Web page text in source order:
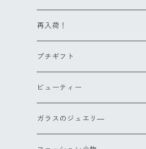
再入荷！
プチギフト
ビューティー
ヘアブラシ
Sサイズ
ガラスのジュエリ―